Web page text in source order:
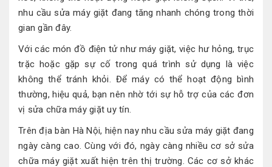
nhu cầu sửa máy giặt đang tăng nhanh chóng trong thời
gian gần đây.
Với các món đồ điện tử như máy giặt, việc hư hỏng, trục
trặc hoặc gặp sự cố trong quá trình sử dụng là việc
không thể tránh khỏi. Để máy có thể hoạt động bình
thường, hiệu quả, bạn nên nhờ tới sự hỗ trợ của các đơn
vị sửa chữa máy giặt uy tín.
Trên địa bàn Hà Nội, hiện nay nhu cầu sửa máy giặt đang
ngày càng cao. Cùng với đó, ngày càng nhiều cơ sở sửa
chữa máy giặt xuất hiện trên thị trường. Các cơ sở khác